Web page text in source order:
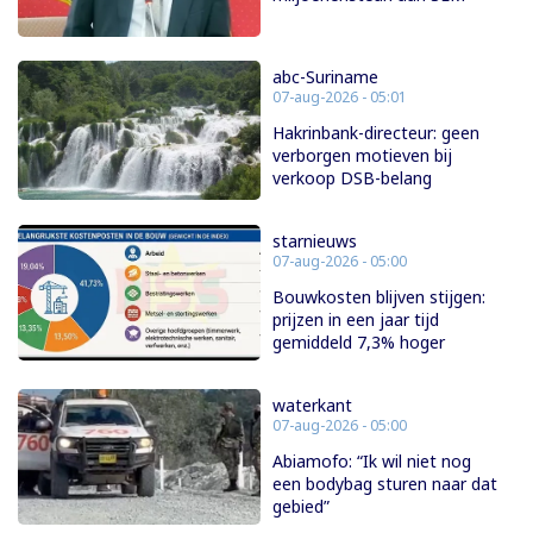
abc-Suriname
07-aug-2026 - 05:01
Hakrinbank-directeur: geen
verborgen motieven bij
verkoop DSB-belang
starnieuws
07-aug-2026 - 05:00
Bouwkosten blijven stijgen:
prijzen in een jaar tijd
gemiddeld 7,3% hoger
waterkant
07-aug-2026 - 05:00
Abiamofo: “Ik wil niet nog
een bodybag sturen naar dat
gebied”